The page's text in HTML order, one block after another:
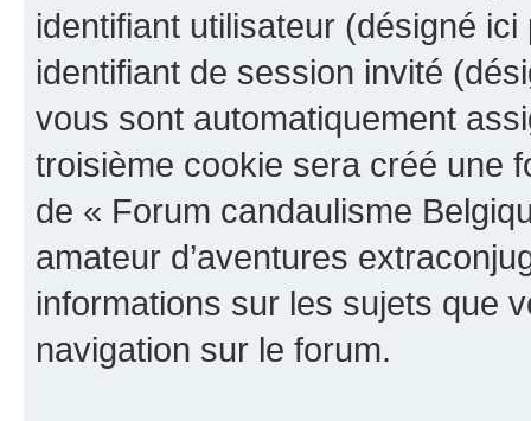
identifiant utilisateur (désigné
identifiant de session invité
vous sont automatiquement
troisième cookie sera créé une
de « Forum candaulisme
amateur d’aventures
informations sur les sujets que
navigation sur le forum.